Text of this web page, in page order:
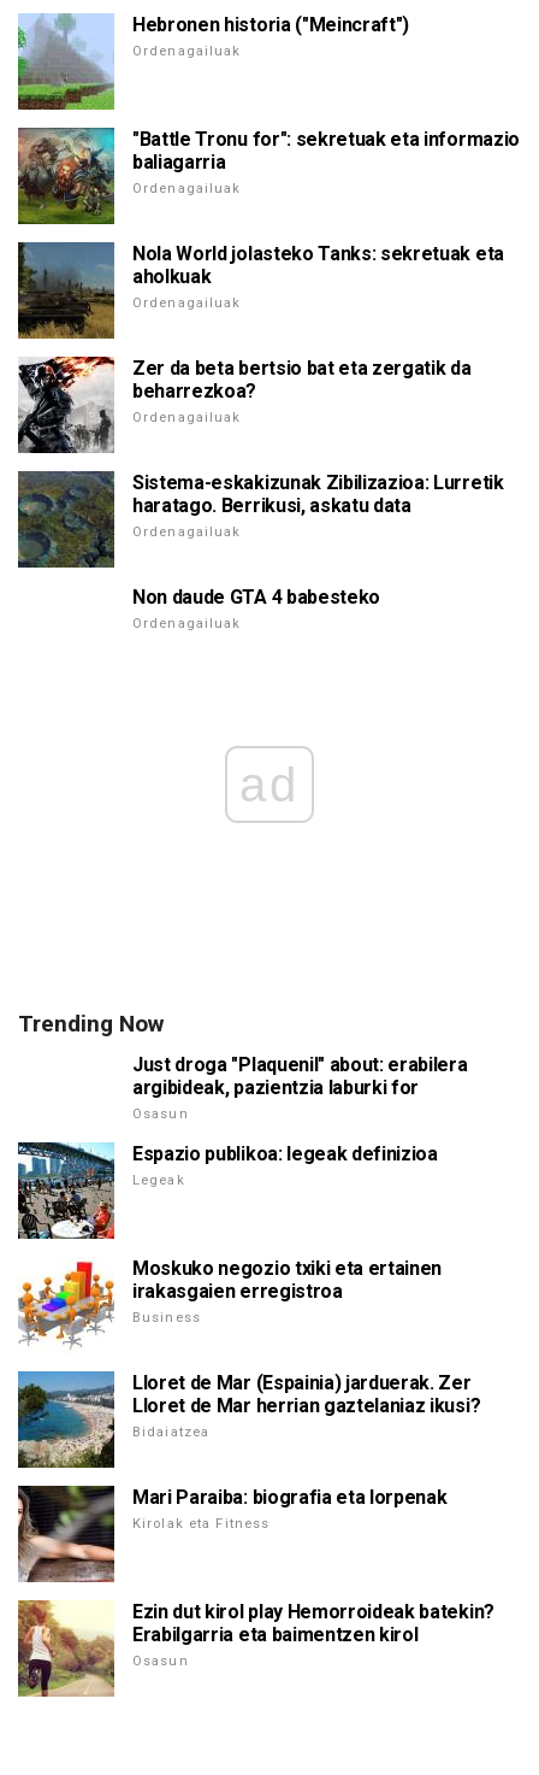
Hebronen historia ("Meincraft")
Ordenagailuak
"Battle Tronu for": sekretuak eta informazio
baliagarria
Ordenagailuak
Nola World jolasteko Tanks: sekretuak eta
aholkuak
Ordenagailuak
Zer da beta bertsio bat eta zergatik da
beharrezkoa?
Ordenagailuak
Sistema-eskakizunak Zibilizazioa: Lurretik
haratago. Berrikusi, askatu data
Ordenagailuak
Non daude GTA 4 babesteko
Ordenagailuak
ad
Trending Now
Just droga "Plaquenil" about: erabilera
argibideak, pazientzia laburki for
Osasun
Espazio publikoa: legeak definizioa
Legeak
Moskuko negozio txiki eta ertainen
irakasgaien erregistroa
Business
Lloret de Mar (Espainia) jarduerak. Zer
Lloret de Mar herrian gaztelaniaz ikusi?
Bidaiatzea
Mari Paraiba: biografia eta lorpenak
Kirolak eta Fitness
Ezin dut kirol play Hemorroideak batekin?
Erabilgarria eta baimentzen kirol
Osasun